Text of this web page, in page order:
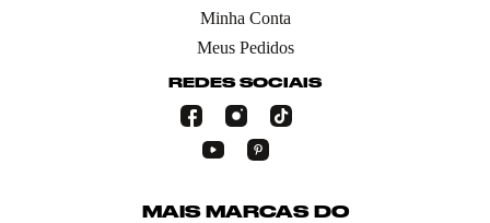
Minha Conta
Meus Pedidos
REDES SOCIAIS
MAIS MARCAS DO